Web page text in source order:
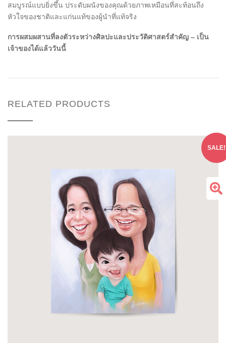
สมบูรณ์แบบยิ่งขึ้น ประดับผนังของคุณด้วยภาพเหมือนที่สะท้อนถึง
หัวใจของชาติและแก่นแท้ของผู้นำที่แท้จริง
การผสมผสานที่ลงตัวระหว่างศิลปะและประวัติศาสตร์สำคัญ – เป็น
เจ้าของได้แล้ววันนี้
RELATED PRODUCTS
SALE!